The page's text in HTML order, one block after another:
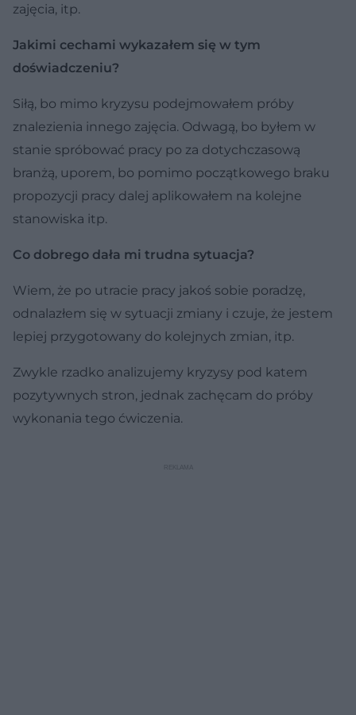
zajęcia, itp.
Jakimi cechami wykazałem się w tym
doświadczeniu?
Siłą, bo mimo kryzysu podejmowałem próby
znalezienia innego zajęcia. Odwagą, bo byłem w
stanie spróbować pracy po za dotychczasową
branżą, uporem, bo pomimo początkowego braku
propozycji pracy dalej aplikowałem na kolejne
stanowiska itp.
Co dobrego dała mi trudna sytuacja?
Wiem, że po utracie pracy jakoś sobie poradzę,
odnalazłem się w sytuacji zmiany i czuje, że jestem
lepiej przygotowany do kolejnych zmian, itp.
Zwykle rzadko analizujemy kryzysy pod katem
pozytywnych stron, jednak zachęcam do próby
wykonania tego ćwiczenia.